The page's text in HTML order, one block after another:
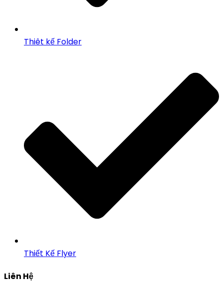
Thiêt kế Folder
Thiết Kế Flyer
Liên Hệ